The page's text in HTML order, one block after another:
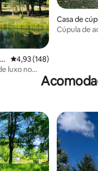
4,93 de uma avaliação
4,93 (148)
luxo no
Casa de
est
Cúpula de